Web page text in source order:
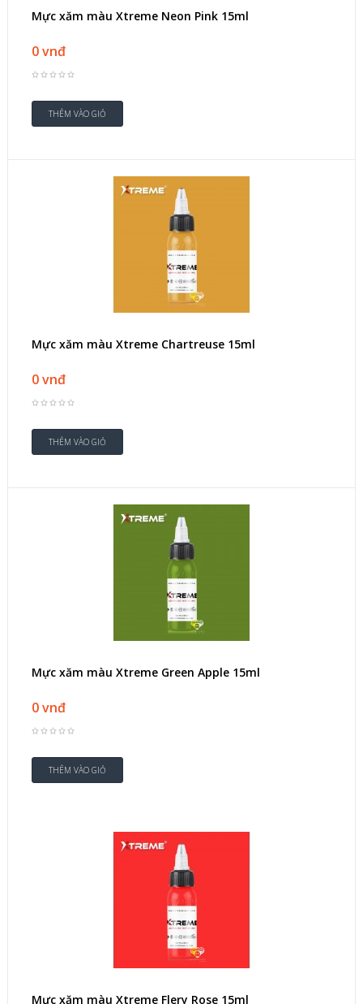
Mực xăm màu Xtreme Neon Pink 15ml
0 vnđ
Mực xăm màu Xtreme Chartreuse 15ml
0 vnđ
Mực xăm màu Xtreme Green Apple 15ml
0 vnđ
Mực xăm màu Xtreme Flery Rose 15ml